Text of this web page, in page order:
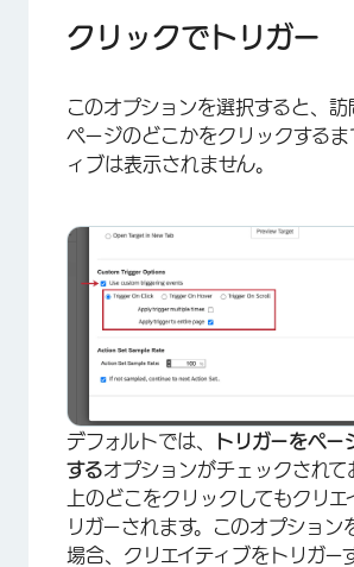
クリックでトリガー
このオプションを選択すると、
ページのどこかをクリックするま
ィブは表示されません。
デフォルトでは、
トリガーをペー
するオプションがチェックされて
上のどこをクリックしてもクリエ
リガーされます。このオプション
場合、クリエイティブをトリガー